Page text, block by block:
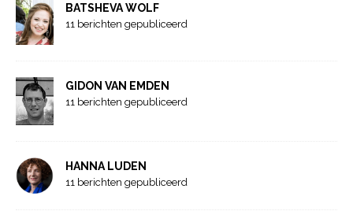
BATSHEVA WOLF
11 berichten gepubliceerd
GIDON VAN EMDEN
11 berichten gepubliceerd
HANNA LUDEN
11 berichten gepubliceerd